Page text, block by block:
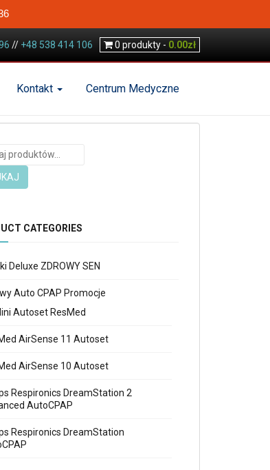
// +48 538 414 106 0 produkty - 0.00zł
Kontakt Centrum Medyczne
CATEGORIES
Deluxe ZDROWY SEN
Auto CPAP Promocje
Autoset ResMed
AirSense 11 Autoset
AirSense 10 Autoset
Respironics DreamStation 2
AutoCPAP
Respironics DreamStation